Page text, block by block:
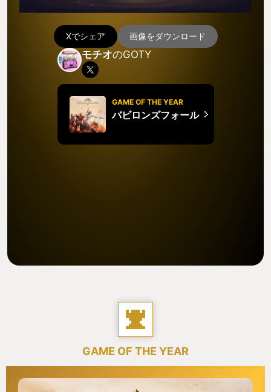
Xでシェア 画像をダウンロード
モチオのGOTY
GAME OF THE YEAR
バビロンズフォール
GAME OF THE YEAR